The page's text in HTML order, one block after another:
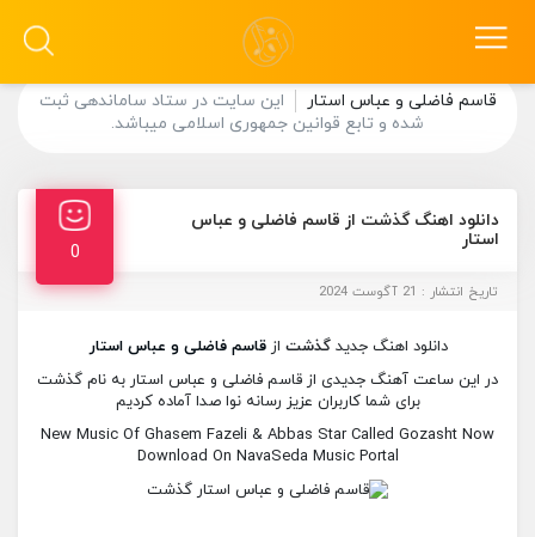
قاسم فاضلی و عباس استار
این سایت در ستاد ساماندهی ثبت
شده و تابع قوانین جمهوری اسلامی میباشد.
دانلود اهنگ گذشت از قاسم فاضلی و عباس
استار
0
تاریخ انتشار : 21 آگوست 2024
دانلود اهنگ جدید گذشت از قاسم فاضلی و عباس استار
در این ساعت آهنگ جدیدی از قاسم فاضلی و عباس استار به نام گذشت
برای شما کاربران عزیز رسانه نوا صدا آماده کردیم
New Music Of Ghasem Fazeli & Abbas Star Called Gozasht Now
Download On NavaSeda Music Portal